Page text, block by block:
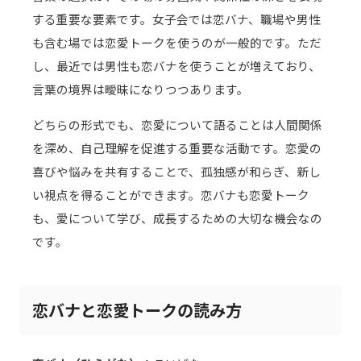
する重要な要素です。女子会では恋バナ、職場や男性
も含む場では恋愛トークを使うのが一般的です。ただ
し、最近では男性も恋バナを使うことが増えており、
言葉の境界は曖昧になりつつあります。
どちらの形式でも、恋愛について語ることは人間関係
を深め、自己理解を促進する重要な活動です。恋愛の
喜びや悩みを共有することで、孤独感が和らぎ、新し
い視点を得ることができます。恋バナも恋愛トーク
も、愛について学び、成長するための大切な機会なの
です。
恋バナと恋愛トークの読み方